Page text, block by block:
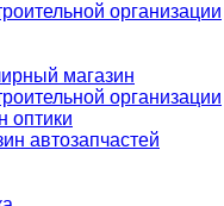
организации
магазин
организации
оптики
автозапчастей